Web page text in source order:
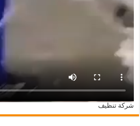
شركة تنظيف